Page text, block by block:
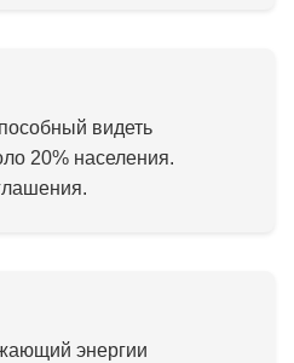
видеть
20% населения.
энергии